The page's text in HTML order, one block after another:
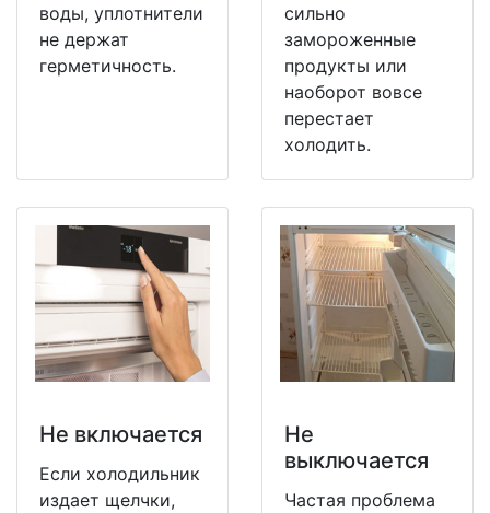
воды, уплотнители
не держат
герметичность.
сильно
замороженные
продукты или
наоборот вовсе
перестает
холодить.
Не включается
Если холодильник
издает щелчки,
Не
выключается
Частая проблема